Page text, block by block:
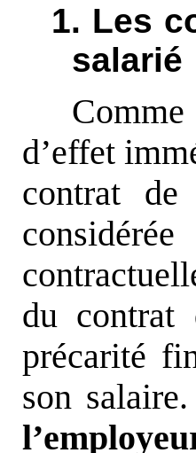
1. Les
salarié
d’effet
contrat
du contrat
précarité
son